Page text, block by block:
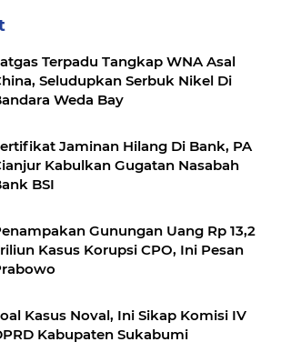
Terpadu Tangkap WNA Asal
Seludupkan Serbuk Nikel Di
Weda Bay
Jaminan Hilang Di Bank, PA
Kabulkan Gugatan Nasabah
BSI
Gunungan Uang Rp 13,2
Kasus Korupsi CPO, Ini Pesan
Kasus Noval, Ini Sikap Komisi IV
Kabupaten Sukabumi